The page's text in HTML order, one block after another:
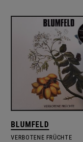
BLUMFELD
VERBOTENE FRÜCHTE